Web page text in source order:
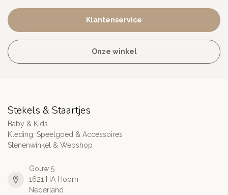
Klantenservice
Onze winkel
Stekels & Staartjes
Baby & Kids
Kleding, Speelgoed & Accessoires
Stenenwinkel & Webshop
Gouw 5
1621 HA Hoorn
Nederland